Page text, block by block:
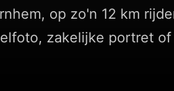
op zo'n 12 km
zakelijke portret of